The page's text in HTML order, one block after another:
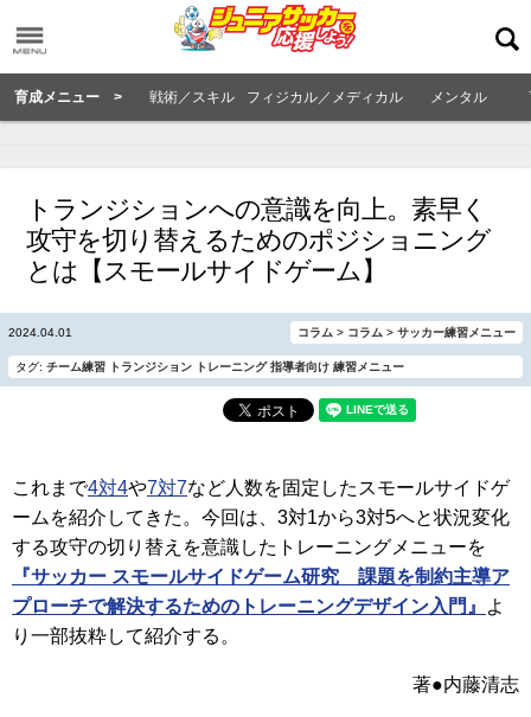
育成メニュー > 戦術／スキル フィジカル／メディカル メンタル
トランジションへの意識を向上。素早く
攻守を切り替えるためのポジショニング
とは【スモールサイドゲーム】
2024.04.01 コラム > コラム > サッカー練習メニュー
タグ: チーム練習 トランジション トレーニング 指導者向け 練習メニュー
これまで4対4や7対7など人数を固定したスモールサイドゲ
ームを紹介してきた。今回は、3対1から3対5へと状況変化
する攻守の切り替えを意識したトレーニングメニューを
『サッカー スモールサイドゲーム研究 課題を制約主導ア
プローチで解決するためのトレーニングデザイン入門』
よ
り一部抜粋して紹介する。
著●内藤清志